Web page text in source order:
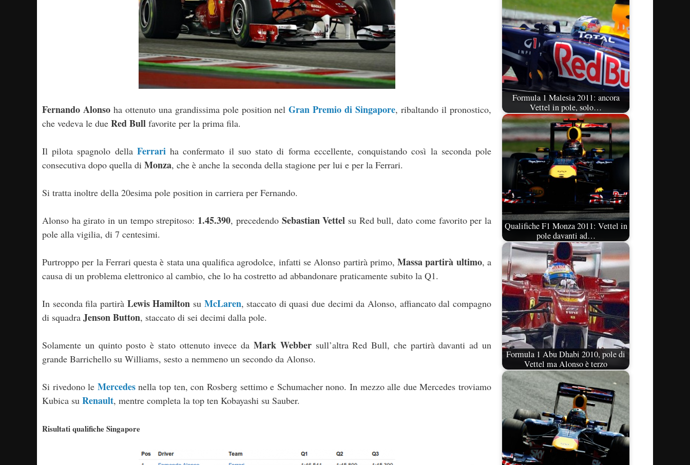
Fernando Alonsoha ottenuto una grandissima pole position nelGran Premio di Singapore, ribaltando il pronostico,
che vedeva le due Red Bull favorite per la prima fila.
Il pilota spagnolo della Ferrariha confermato il suo stato di forma eccellente, conquistando così la seconda pole
consecutiva dopo quella di Monza, che è anche la seconda della stagione per lui e per la Ferrari.
Si tratta inoltre della 20esima pole position in carriera per Fernando.
Alonso ha girato in un tempo strepitoso: 1.45.390, precedendo Sebastian Vettel su Red bull, dato come favorito per la
pole alla vigilia, di 7 centesimi.
Purtroppo per la Ferrari questa è stata una qualifica agrodolce, infatti se Alonso partirà primo,Massa partirà ultimo, a
causa di un problema elettronico al cambio, che lo ha costretto ad abbandonare praticamente subito la Q1.
In seconda fila partiràLewis Hamilton su McLaren, staccato di quasi due decimi da Alonso, affiancato dal compagno
di squadra Jenson Button, staccato di sei decimi dalla pole.
Solamente un quinto posto è stato ottenuto invece da Mark Webbersull’altra Red Bull, che partirà davanti ad un
grande Barrichello su Williams, sesto a nemmeno un secondo da Alonso.
Si rivedono le Mercedesnella top ten, con Rosberg settimo e Schumacher nono. In mezzo alle due Mercedes troviamo
Kubica su Renault, mentre completa la top ten Kobayashi su Sauber.
Risultati qualifiche Singapore
Formula 1 Malesia 2011: ancora
Vettel in pole, solo…
Qualifiche F1 Monza 2011: Vettel in
pole davanti ad…
Formula 1 Abu Dhabi 2010, pole di
Vettel ma Alonso è terzo